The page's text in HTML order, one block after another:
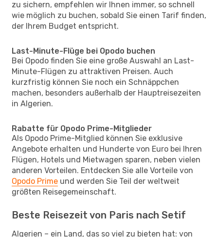
zu sichern, empfehlen wir Ihnen immer, so schnell
wie möglich zu buchen, sobald Sie einen Tarif finden,
der Ihrem Budget entspricht.
Last-Minute-Flüge bei Opodo buchen
Bei Opodo finden Sie eine große Auswahl an Last-
Minute-Flügen zu attraktiven Preisen. Auch
kurzfristig können Sie noch ein Schnäppchen
machen, besonders außerhalb der Hauptreisezeiten
in Algerien.
Rabatte für Opodo Prime-Mitglieder
Als Opodo Prime-Mitglied können Sie exklusive
Angebote erhalten und Hunderte von Euro bei Ihren
Flügen, Hotels und Mietwagen sparen, neben vielen
anderen Vorteilen. Entdecken Sie alle Vorteile von
Opodo Prime und werden Sie Teil der weltweit
größten Reisegemeinschaft.
Beste Reisezeit von Paris nach Setif
Algerien – ein Land, das so viel zu bieten hat: von